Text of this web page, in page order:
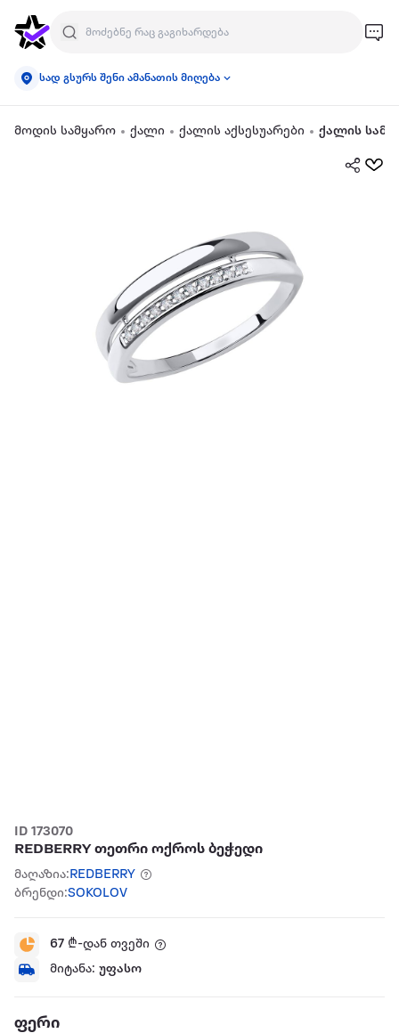
სად გსურს შენი ამანათის მიღება
მოდის სამყარო ქალი ქალის აქსესუარები ქალის
ID 173070
REDBERRY თეთრი ოქროს ბეჭედი
მაღაზია: REDBERRY
ბრენდი:SOKOLOV
67 ₾-დან თვეში
მიტანა: უფასო
ფერი